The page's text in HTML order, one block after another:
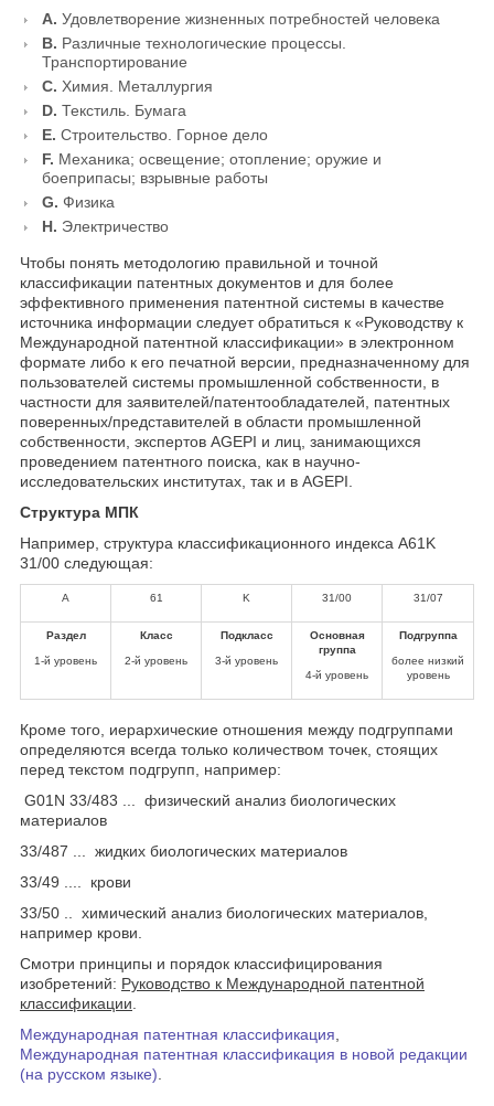
A. Удовлетворение жизненных потребностей человека
B. Различные технологические процессы.
Транспортирование
C. Химия. Металлургия
D. Текстиль. Бумага
E. Строительство. Горное дело
F. Механика; освещение; отопление; оружие и
боеприпасы; взрывные работы
G. Физика
H. Электричество
Чтобы понять методологию правильной и точной
классификации патентных документов и для более
эффективного применения патентной системы в качестве
источника информации следует обратиться к «Руководству к
Международной патентной классификации» в электронном
формате либо к его печатной версии, предназначенному для
пользователей системы промышленной собственности, в
частности для заявителей/патентообладателей, патентных
поверенных/представителей в области промышленной
собственности, экспертов AGEPI и лиц, занимающихся
проведением патентного поиска, как в научно-
исследовательских институтах, так и в AGEPI.
Структура МПК
Например, структура классификационного индекса A61K
31/00 следующая:
A 61 K 31/00 31/07
Раздел
1-й уровень
Класс
2-й уровень
Подкласс
3-й уровень
Основная
группа
4-й уровень
Подгруппа
более низкий
уровень
Кроме того, иерархические отношения между подгруппами
определяются всегда только количеством точек, стоящих
перед текстом подгрупп, например:
G01N 33/483 ... физический анализ биологических
материалов
33/487 ... жидких биологических материалов
33/49 .... крови
33/50 .. химический анализ биологических материалов,
например крови.
Смотри принципы и порядок классифицирования
изобретений: Руководство к Международной патентной
классификации
Международная патентная классификация
Международная патентная классификация в новой редакции
(на русском языке)